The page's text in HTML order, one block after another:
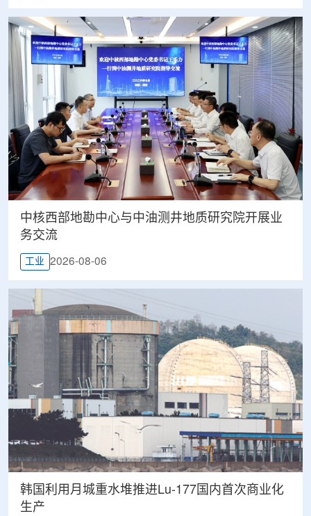
中核西部地勘中心与中油测井地质研究院开展业
务交流
工业 2026-08-06
韩国利用月城重水堆推进Lu-177国内首次商业化
生产